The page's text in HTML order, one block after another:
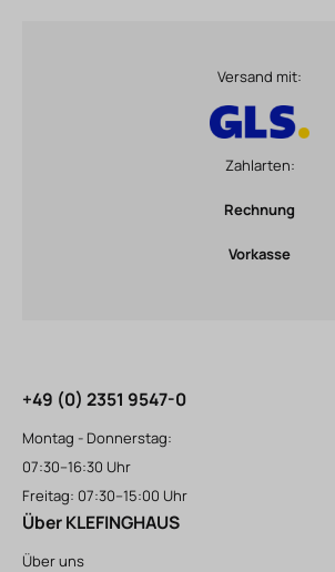
Versand mit:
Zahlarten:
Rechnung
Vorkasse
+49 (0) 2351 9547-0
Montag - Donnerstag:
07:30–16:30 Uhr
Freitag: 07:30–15:00 Uhr
Über KLEFINGHAUS
Über uns